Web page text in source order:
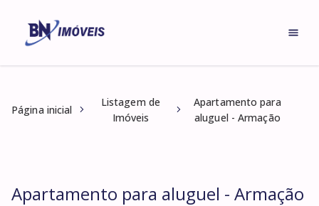
Página inicial
Listagem de
Imóveis
Apartamento para
aluguel - Armação
Apartamento para aluguel - Armação